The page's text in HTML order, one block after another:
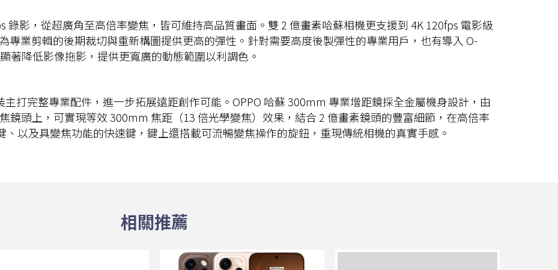
錄影，從超廣角至高倍率變焦，皆可維持高品質畫面。雙 2 億畫素哈蘇相機更支援到 4K 120fps 電影級
專業剪輯的後期裁切與重新構圖提供更高的彈性。針對需要高度後製彈性的專業用戶，也有導入 O-
著降低影像拖影，提供更寬廣的動態範圍以利調色。
主打完整專業配件，進一步拓展遠距創作可能。OPPO 哈蘇 300mm 專業增距鏡採全金屬機身設計，由
鏡頭上，可實現等效 300mm 焦距（13 倍光學變焦）效果，結合 2 億畫素鏡頭的豐富細節，在高倍率
以及具變焦功能的快速鍵，鍵上還搭載可流暢變焦操作的旋鈕，重現傳統相機的真實手感。